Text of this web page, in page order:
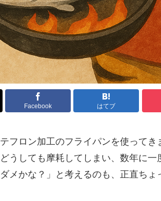
Facebook はてブ
フロン加工のフライパンを使って
うしても摩耗してしまい、数年に
メかな？」と考えるのも、正直ちょ